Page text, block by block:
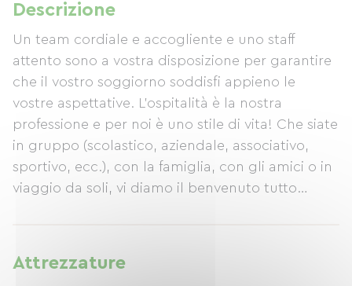
Descrizione
Un team cordiale e accogliente e uno staff
attento sono a vostra disposizione per garantire
che il vostro soggiorno soddisfi appieno le
vostre aspettative. L'ospitalità è la nostra
professione e per noi è uno stile di vita! Che siate
in gruppo (scolastico, aziendale, associativo,
sportivo, ecc.), con la famiglia, con gli amici o in
viaggio da soli, vi diamo il benvenuto tutto
struttura offre 120 posti letto in 37 camere da 1 a
Attrezzature